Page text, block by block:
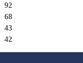
92
68
43
42